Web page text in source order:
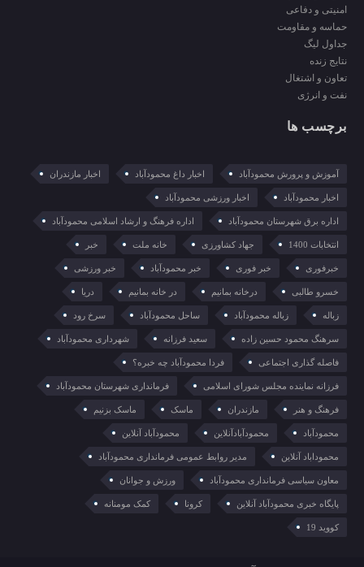
امنیتی و دفاعی
حماسه و مقاومت
جداول لیگ
نتایج زنده
تعاون و اشتغال
نفت و انرژی
برچسب ها
آموزش و پرورش محمودآباد اخبار داغ محمودآباد اخبار مازندران
اخبار محمودآباد اخبار ورزشی محمودآباد
اداره برق شهرستان محمودآباد اداره فرهنگ و ارشاد اسلامی محمودآباد
انتخابات 1400 جهاد کشاورزی خانه ملت خبر
خبرفوری خبر فوری خبر محمودآباد خبر ورزشی
خسرو طالبی درخانه بمانیم در خانه بمانیم دریا
زباله زباله محمودآباد ساحل محمودآباد سرخ رود
سرهنگ محمود حسین زاده سعید فرزانه شهرداری محمودآباد
فاصله گذاری اجتماعی فردا محمودآباد چه خبره؟
فرزانه نماینده مجلس شورای اسلامی فرمانداری شهرستان محمودآباد
فرهنگ و هنر مازندران ماسک ماسک بزنیم
محمودآباد محمودآبادآنلاین محمودآباد آنلاین
محموداباد آنلاین مدیر روابط عمومی فرمانداری محمودآباد
معاون سیاسی فرمانداری محمودآباد ورزش و جوانان
پایگاه خبری محمودآباد آنلاین کرونا کمک مومنانه
کووید 19